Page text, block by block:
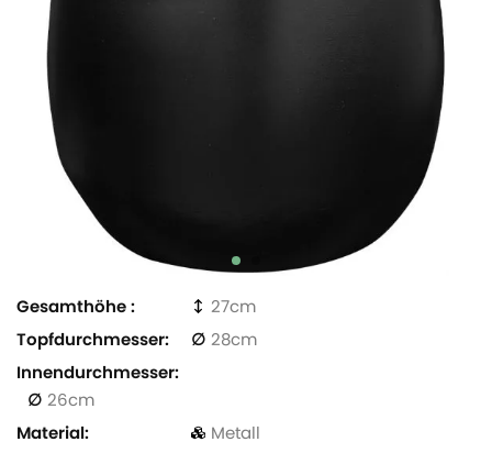
Gesamthöhe
27
Topfdurchmesser
28
Innendurchmesser
26
Material
Metall